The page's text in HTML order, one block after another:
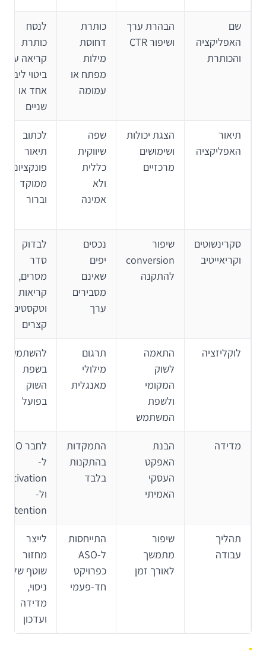
שם
האפליקציה
והכותרת
הבהרת ערך
ושיפור CTR
כותרת
דחוסת
מילות
מפתח או
עמומה
לנסח
כותרת
קריאה עם
ביטוי ליבה
אחד או
שניים
תיאור
האפליקציה
הצגת יכולות
ושימושים
מרכזיים
שפה
שיווקית
כללית
ולא
אמינה
לכתוב
תיאור
פונקציונלי,
ממוקד
וברור
סקרינשוטים
וקריאייטיב
שיפור
conversion
להתקנה
נכסים
יפים
שאינם
מסבירים
ערך
לבדוק
סדר
מסרים,
קריאות
וטקסטים
קצרים
לוקליזציה
התאמה
לשוק
המקומי
ולשפת
המשתמש
תרגום
מילולי
מאנגלית
להשתמש
בשפת
השוק
בפועל
מדידה
הבנת
האפקט
העסקי
האמיתי
התמקדות
בהתקנות
בלבד
לחבר ASO
ל-
activation
ול-
retention
תהליך
עבודה
שיפור
מתמשך
לאורך זמן
התייחסות
ל-ASO
כפרויקט
חד-פעמי
לייצר
מחזור
שוטף של
ניסוי,
מדידה
ועדכון